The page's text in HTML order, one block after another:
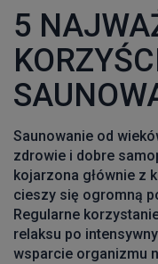
5
Saunowanie od
zdrowie i dobre
kojarzona głównie z
cieszy się ogromną
Regularne
relaksu po
wsparcie organizmu